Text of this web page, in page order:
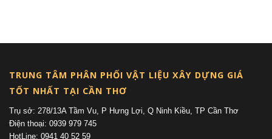
TRUNG TÂM PHÂN PHỐI VẬT LIỆU XÂY DỰNG GIÁ
TỐT NHẤT TẠI CẦN THƠ
Trụ sở: 278/13A Tầm Vu, P Hưng Lợi, Q Ninh Kiều, TP Cần Thơ
Điện thoại: 0939 979 745
HotLine: 0941 40 52 59